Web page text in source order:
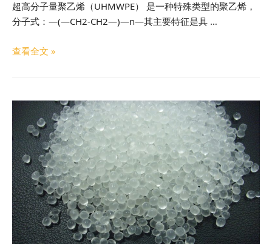
超高分子量聚乙烯（UHMWPE） 是一种特殊类型的聚乙烯，
分子式：—(—CH2-CH2—)—n—其主要特征是具 …
查看全文 »